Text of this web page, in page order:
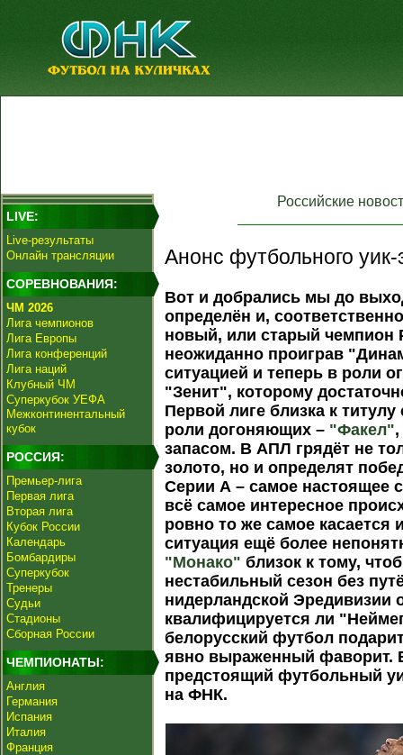
LIVE:
Live-результаты
Онлайн трансляции
СОРЕВНОВАНИЯ:
ЧМ 2026
Лига чемпионов
Лига Европы
Лига конференций
Лига наций
Клубный ЧМ
Суперкубок УЕФА
Межконтинентальный
кубок
РОССИЯ:
Премьер-лига
Первая лига
Вторая лига
Кубок России
Календарь
Бомбардиры
Суперкубок
Тренеры
Судьи
Стадионы
Сборная России
ЧЕМПИОНАТЫ:
Англия
Германия
Испания
Италия
Франция
Российские
Анонс футбольного
Вот и добрались мы до
определён и,
новый, или старый чемпион
неожиданно проиграв
ситуацией и теперь в роли
"Зенит", которому
Первой лиге близка к
роли догоняющих – "Факел"
запасом. В АПЛ грядёт не
золото, но и определят
Серии А – самое настоящее
всё самое интересное
ровно то же самое касается
ситуация ещё более
"Монако" близок к тому,
нестабильный сезон без
нидерландской Эредивизии
квалифицируется ли
белорусский футбол
явно выраженный фаворит.
предстоящий футбольный
на ФНК.